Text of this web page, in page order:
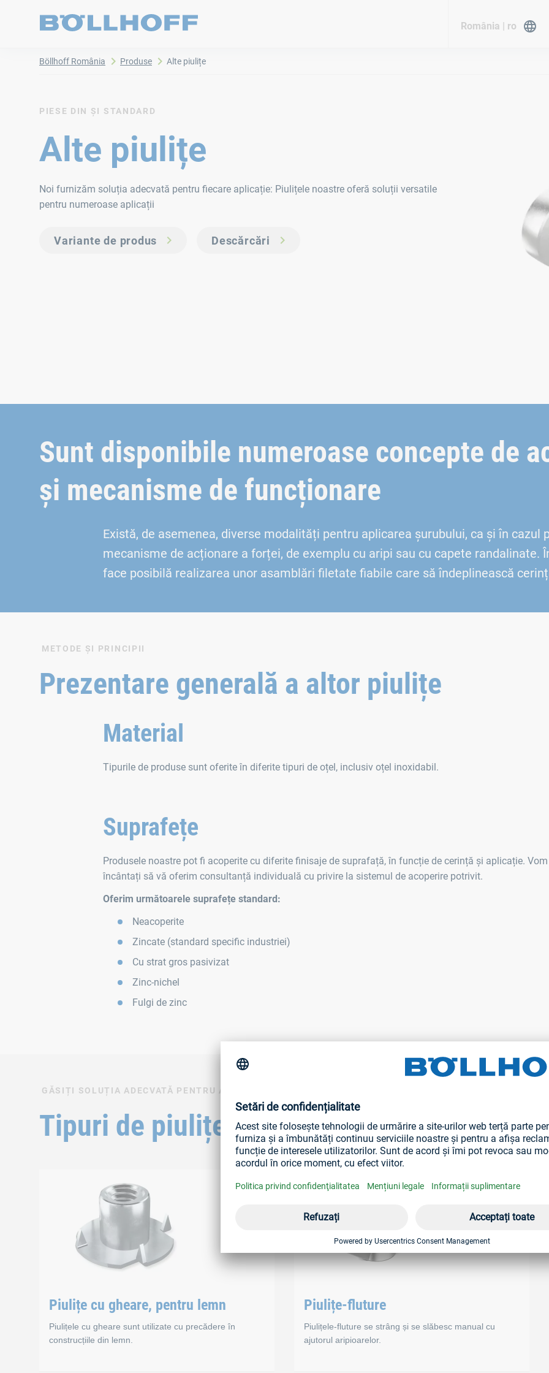
România | ro
Böllhoff România Produse Alte piulițe
PIESE DIN ȘI STANDARD
Alte piulițe
Noi furnizăm soluția adecvată pentru fiecare aplicație: Piulițele noastre oferă soluții versatile
pentru numeroase aplicații
Variante de produs Descărcări
Sunt disponibile numeroase concepte de
și mecanisme de funcționare
Există, de asemenea, diverse modalități pentru aplicarea șurubului, ca și în
mecanisme de acționare a forței, de exemplu cu aripi sau cu capete randalinate.
face posibilă realizarea unor asamblări filetate fiabile care să îndeplinească
METODE ȘI PRINCIPII
Prezentare generală a altor piulițe
Material
Tipurile de produse sunt oferite în diferite tipuri de oțel, inclusiv oțel inoxidabil.
Suprafețe
Produsele noastre pot fi acoperite cu diferite finisaje de suprafață, în funcție de cerință și aplicație.
încântați să vă oferim consultanță individuală cu privire la sistemul de acoperire potrivit.
Oferim următoarele suprafețe standard:
Neacoperite
Zincate (standard specific industriei)
Cu strat gros pasivizat
Zinc-nichel
Fulgi de zinc
GĂSIȚI SOLUȚIA ADECVATĂ PENTRU APLICAȚIA DUMNEAVOASTRĂ
Tipuri de piulițe
Piulițe cu gheare, pentru lemn
Piulițele cu gheare sunt utilizate cu precădere în
construcțiile din lemn.
Piulițe-fluture
Piulițele-fluture se strâng și se slăbesc manual cu
ajutorul aripioarelor.